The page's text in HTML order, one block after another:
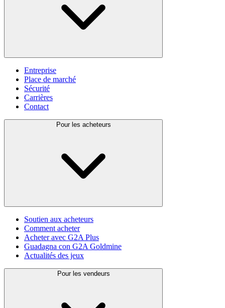
Entreprise
Place de marché
Sécurité
Carrières
Contact
Pour les acheteurs
Soutien aux acheteurs
Comment acheter
Acheter avec G2A Plus
Guadagna con G2A Goldmine
Actualités des jeux
Pour les vendeurs